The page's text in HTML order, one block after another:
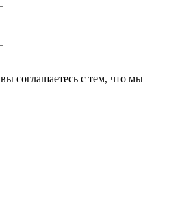
соглашаетесь с тем, что мы